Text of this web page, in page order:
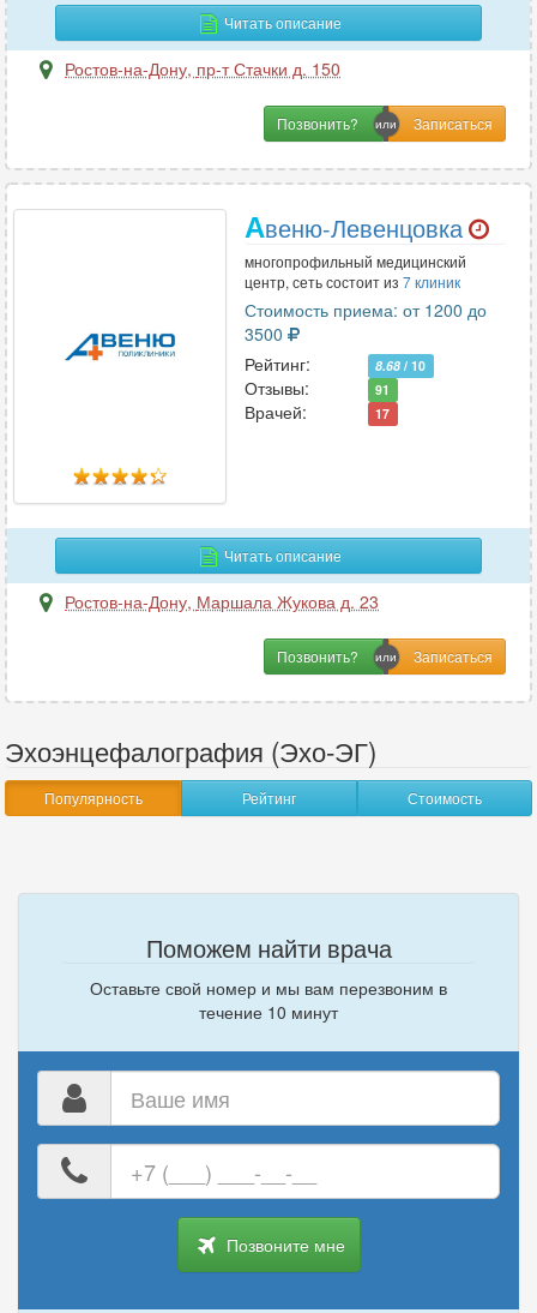
Читать описание
Ростов-на-Дону, пр-т Стачки д. 150
Позвонить?
Авеню-Левенцовка
многопрофильный медицинский
центр, сеть состоит из 7 клиник
Стоимость приема: от 1200 до
3500
Рейтинг:
8.68 / 10
Отзывы: 91
Врачей: 17
Читать описание
Ростов-на-Дону, Маршала Жукова д. 23
Позвонить?
Эхоэнцефалография (Эхо-ЭГ)
Популярность Рейтинг Стоимость
Поможем найти врача
Оставьте свой номер и мы вам перезвоним в
течение 10 минут
номер
телефона
Позвоните мне